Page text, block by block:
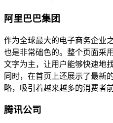
阿里巴巴集团
作为全球最大的电子商务企业
也是非常础色的。整个页面采
文字为主，让用户能够快速地
同时，在首页上还展示了最新
略，吸引着越来越多的消费者
腾讯公司